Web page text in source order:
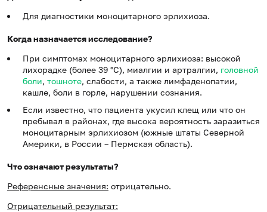
Для диагностики моноцитарного эрлихиоза.
Когда назначается исследование?
При симптомах моноцитарного эрлихиоза: высокой
лихорадке (более 39 °С), миалгии и артралгии, головной
боли, тошноте, слабости, а также лимфаденопатии,
кашле, боли в горле, нарушении сознания.
Если известно, что пациента укусил клещ или что он
пребывал в районах, где высока вероятность заразиться
моноцитарным эрлихиозом (южные штаты Северной
Америки, в России – Пермская область).
Что означают результаты?
Референсные значения: отрицательно.
Отрицательный результат: